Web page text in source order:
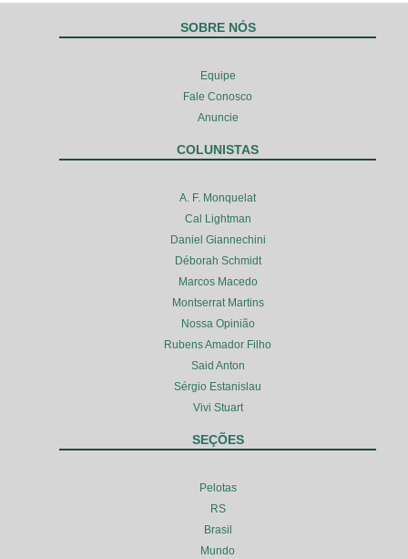
SOBRE NÓS
Equipe
Fale Conosco
Anuncie
COLUNISTAS
A. F. Monquelat
Cal Lightman
Daniel Giannechini
Déborah Schmidt
Marcos Macedo
Montserrat Martins
Nossa Opinião
Rubens Amador Filho
Said Anton
Sérgio Estanislau
Vivi Stuart
SEÇÕES
Pelotas
RS
Brasil
Mundo